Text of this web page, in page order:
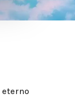
eterno